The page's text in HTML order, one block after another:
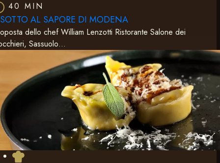
40 MIN
AL SAPORE DI MODENA
dello chef William Lenzotti Ristorante Salone dei
Sassuolo…